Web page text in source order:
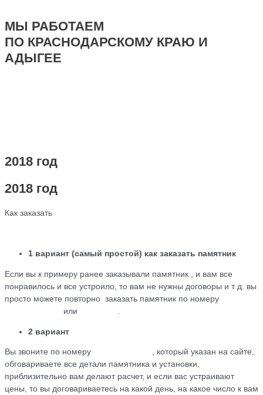
МЫ РАБОТАЕМ
ПО КРАСНОДАРСКОМУ КРАЮ И
АДЫГЕЕ
2018 год
2018 год
Как заказать
1 вариант (самый простой) как заказать памятник
Если вы к примеру ранее заказывали памятник , и вам все
понравилось и все устроило, то вам не нужны договоры и т д. вы
просто можете повторно заказать памятник по номеру
или .
2 вариант
Вы звоните по номеру
, который указан на сайте,
обговариваете все детали памятника и установки,
приблизительно вам делают расчет, и если вас устраивают
цены, то вы договариваетесь на какой день, на какое число к вам